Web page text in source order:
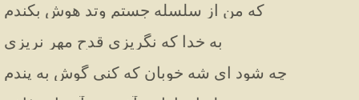
که من از سلسله جستم وتد هوش بکندم
به خدا که نگریزی قدح مهر نریزی
چه شود ای شه خوبان که کنی گوش به پندم